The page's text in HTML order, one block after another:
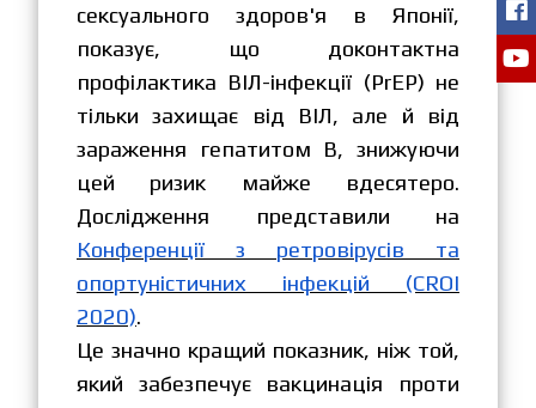
сексуального здоров'я в Японії,
показує, що доконтактна
профілактика ВІЛ-інфекції (PrEP) не
тільки захищає від ВІЛ, але й від
зараження гепатитом В, знижуючи
цей ризик майже вдесятеро.
Дослідження представили на
Конференції з ретровірусів та
опортуністичних інфекцій (CROI
2020).
Це значно кращий показник, ніж той,
який забезпечує вакцинація проти